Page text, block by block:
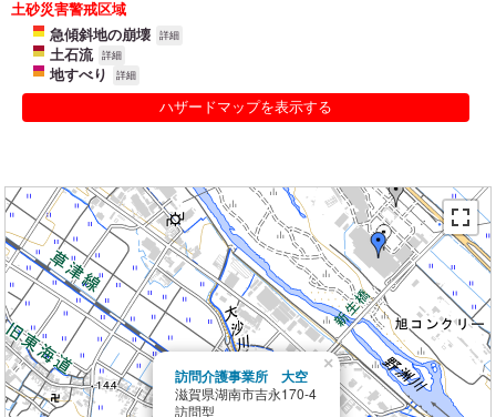
土砂災害警戒区域
急傾斜地の崩壊
詳細
土石流 詳細
地すべり 詳細
ハザードマップを表示する
訪問介護事業所 大空
滋賀県湖南市吉永170-4
訪問型
×